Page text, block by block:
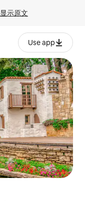
显示原文
Use app